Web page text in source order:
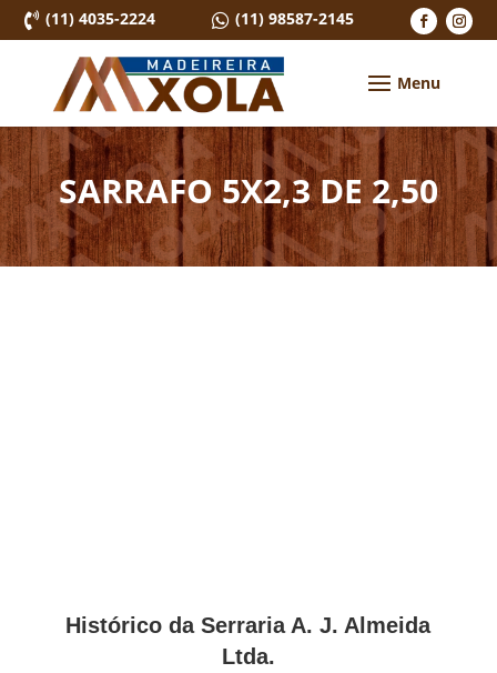
 (11) 4035-2224  (11) 98587-2145
SARRAFO 5X2,3 DE 2,50
Histórico da Serraria A. J. Almeida
Ltda.